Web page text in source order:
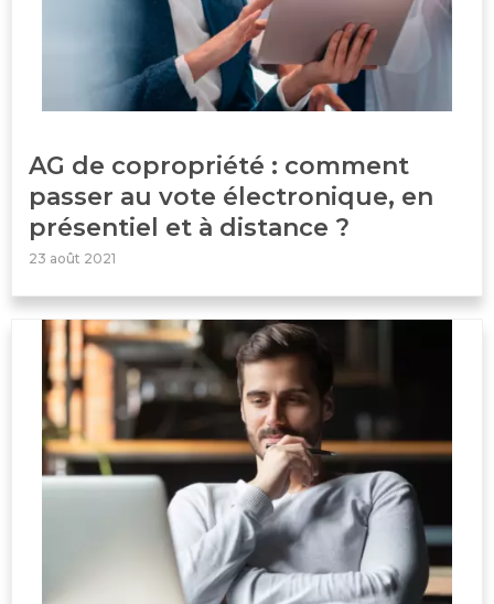
AG de copropriété : comment
passer au vote électronique, en
présentiel et à distance ?
23 août 2021